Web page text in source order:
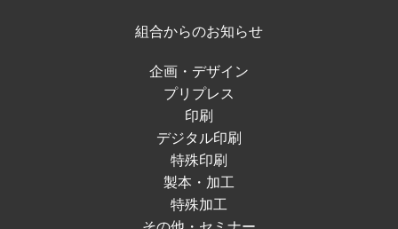
組合からのお知らせ
企画・デザイン
プリプレス
印刷
デジタル印刷
特殊印刷
製本・加工
特殊加工